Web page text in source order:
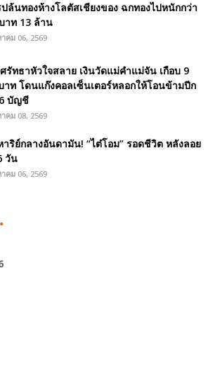
ปล้นทองห้างโลตัสเชียงของ ฉกทองไปหนักกว่า
าท 13 ล้าน
คม 06, 2569
รัทธาหัวใจสลาย เงินวัดแม่คำแม่จัน เกือบ 9
าท โดนแก๊งคอลเซ็นเตอร์หลอกให้โอนข้ามปีก
บัญชี
คม 08, 2569
ริย์กลางอันดามัน! “ไต๋โอม” รอดชีวิต หลังลอย
วัน
คม 06, 2569